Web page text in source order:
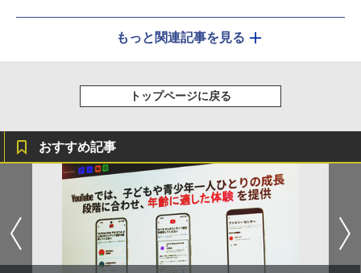
もっと関連記事を見る
トップページに戻る
おすすめ記事